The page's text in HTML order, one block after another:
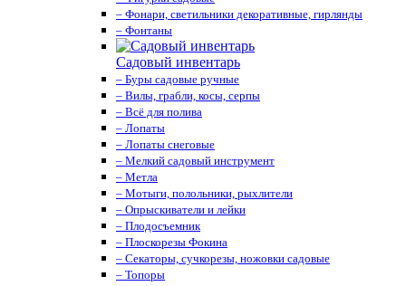
– Фонари, светильники декоративные, гирлянды
– Фонтаны
Садовый инвентарь
– Буры садовые ручные
– Вилы, грабли, косы, серпы
– Всё для полива
– Лопаты
– Лопаты снеговые
– Мелкий садовый инструмент
– Метла
– Мотыги, полольники, рыхлители
– Опрыскиватели и лейки
– Плодосъемник
– Плоскорезы Фокина
– Секаторы, сучкорезы, ножовки садовые
– Топоры